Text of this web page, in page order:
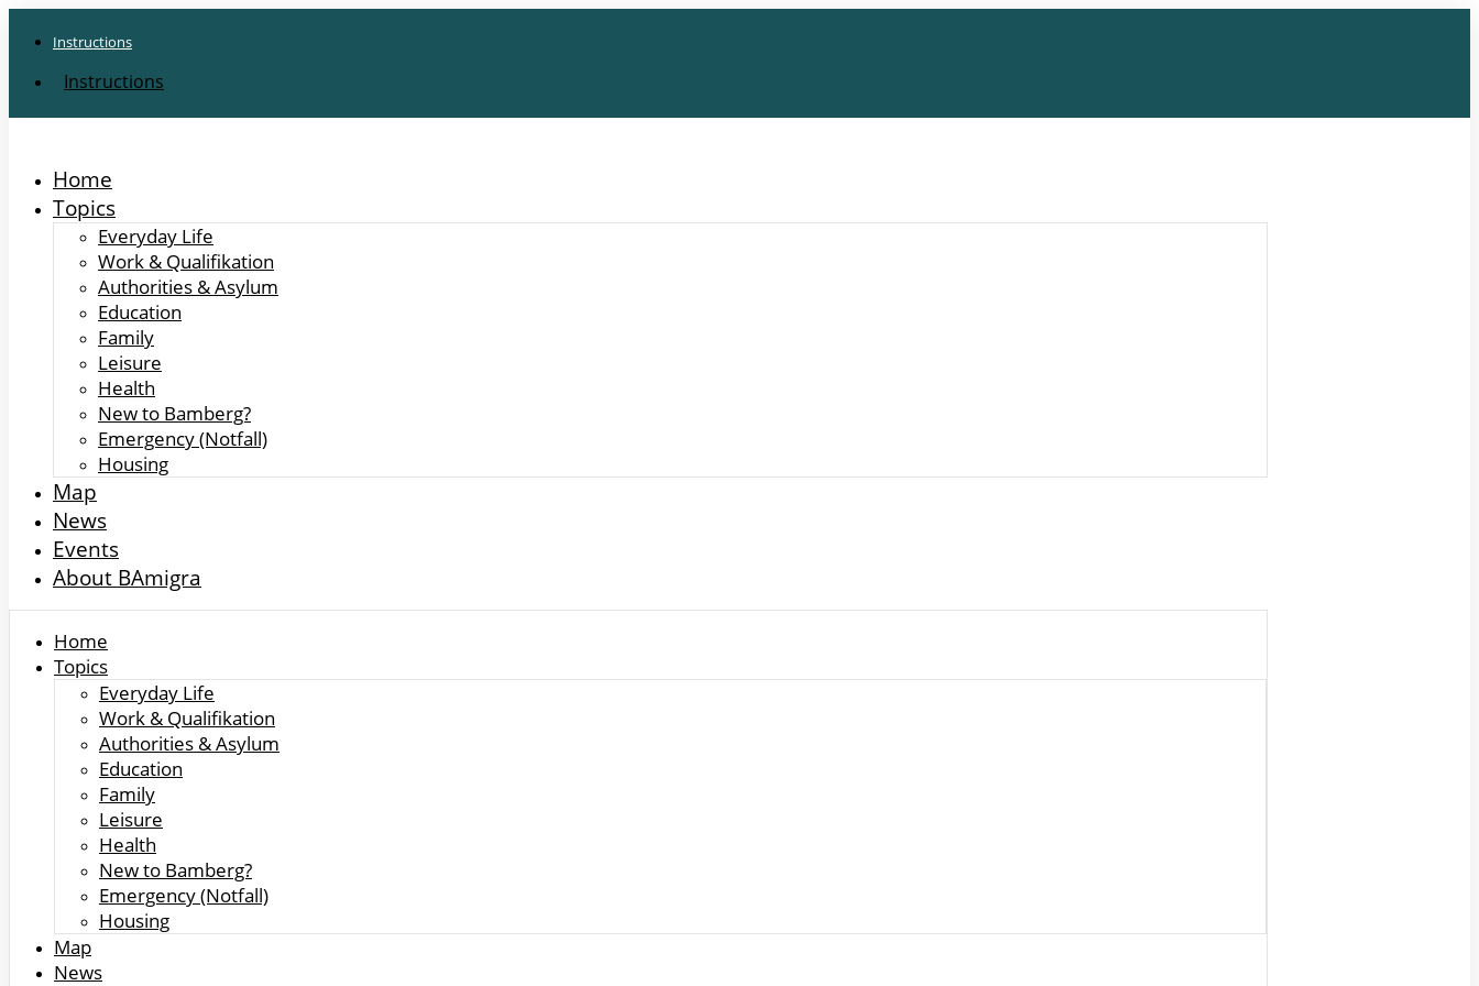
Instructions
Instructions
Home
Topics
Everyday Life
Work & Qualifikation
Authorities & Asylum
Education
Family
Leisure
Health
New to Bamberg?
Emergency (Notfall)
Housing
Map
News
Events
About BAmigra
Home
Topics
Everyday Life
Work & Qualifikation
Authorities & Asylum
Education
Family
Leisure
Health
New to Bamberg?
Emergency (Notfall)
Housing
Map
News